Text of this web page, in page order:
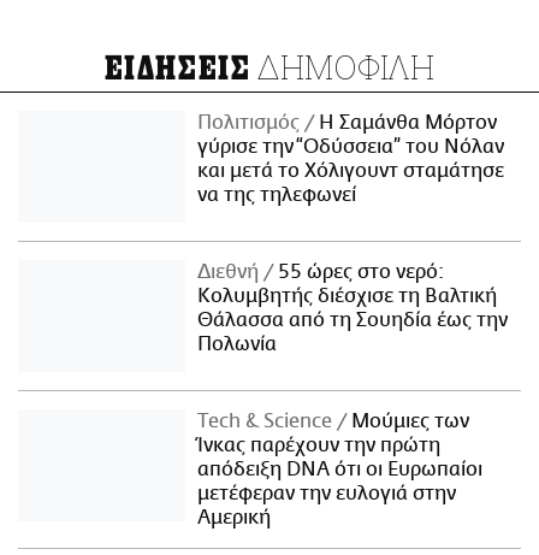
ΕΙΔΗΣΕΙΣ ΔΗΜΟΦΙΛΗ
Πολιτισμός
Η Σαμάνθα Μόρτον
γύρισε την “Οδύσσεια” του Νόλαν
και μετά το Χόλιγουντ σταμάτησε
να της τηλεφωνεί
Διεθνή
55 ώρες στο νερό:
Κολυμβητής διέσχισε τη Βαλτική
Θάλασσα από τη Σουηδία έως την
Πολωνία
Τech & Science
Μούμιες των
Ίνκας παρέχουν την πρώτη
απόδειξη DNA ότι οι Ευρωπαίοι
μετέφεραν την ευλογιά στην
Αμερική